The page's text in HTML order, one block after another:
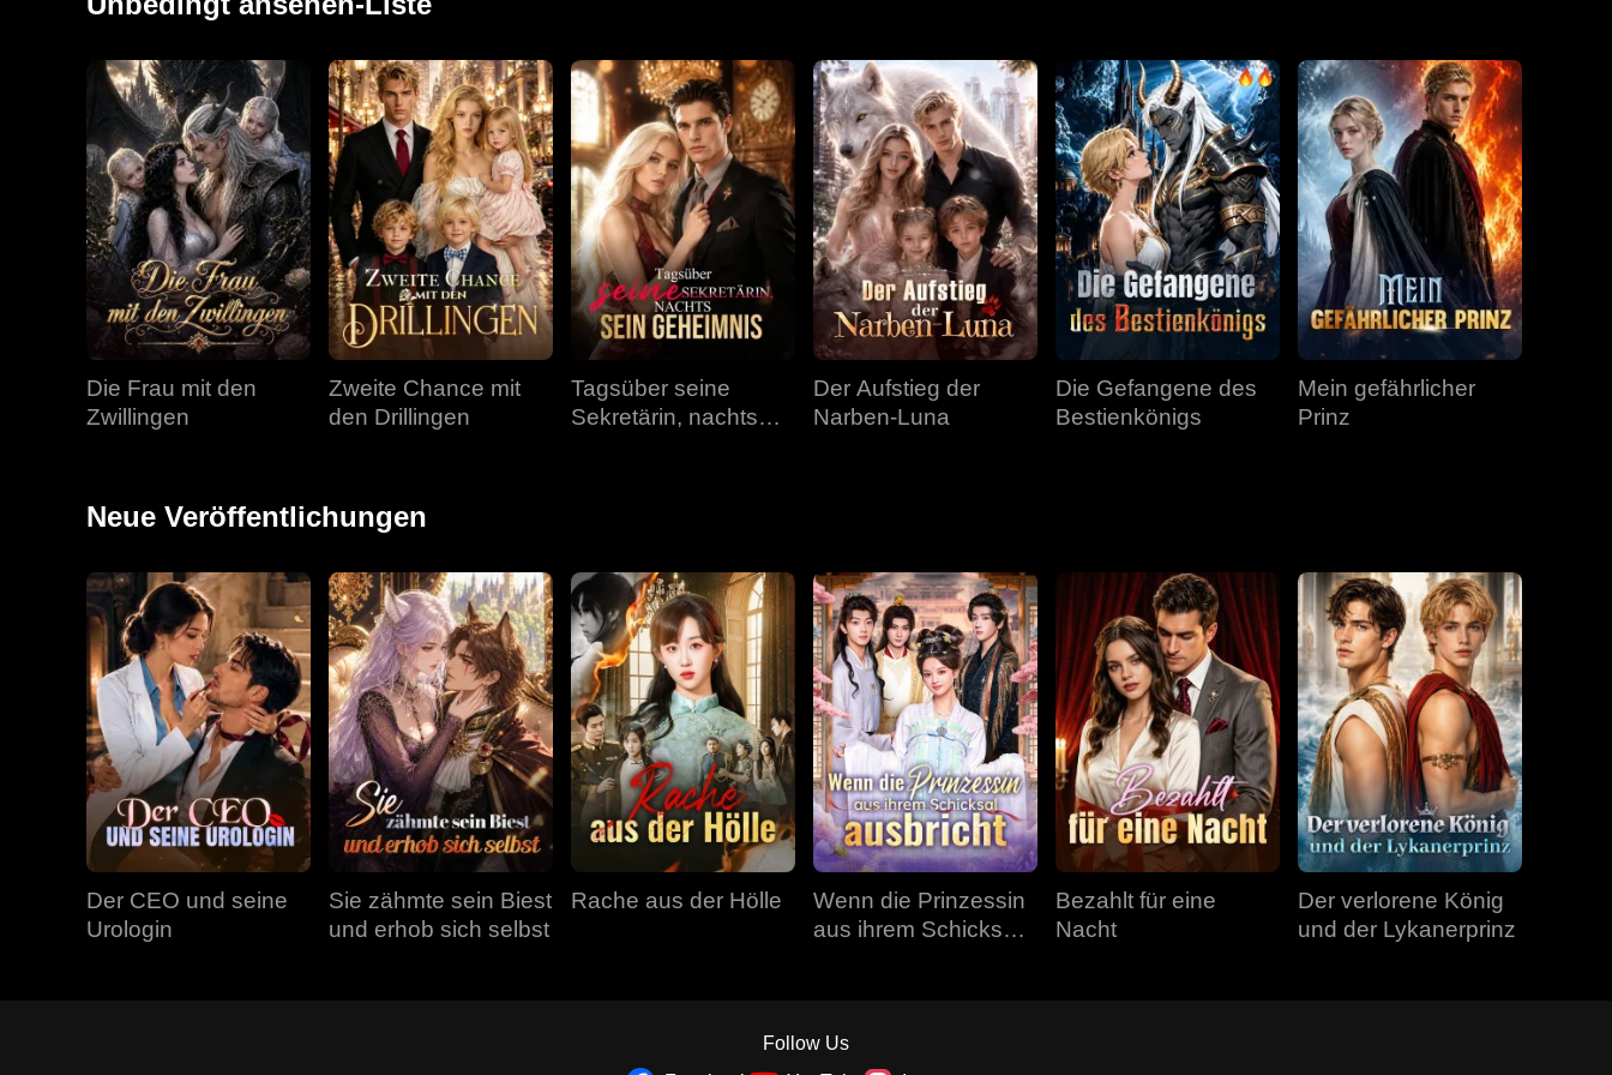
Folge 34 Folge 35 Folge 36
Folge 37 Folge 38 Folge 39
Folge 40
Die Frau mit den
Zwillingen
Zweite Chance mit
den Drillingen
Tagsüber seine
Sekretärin, nachts
Der Aufstieg der
Narben-Luna
Die Gefangene des
Bestienkönigs
Mein gefährlicher
Prinz
Neue Veröffentlichungen
Der CEO und seine
Urologin
Sie zähmte sein Biest
und erhob sich selbst
Rache aus der Hölle
Wenn die Prinzessin
aus ihrem Schicksal
Bezahlt für eine
Nacht
Der verlorene König
und der Lykanerprinz
Follow Us